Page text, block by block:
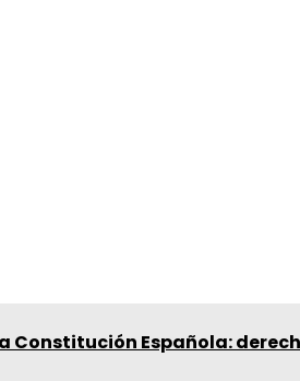
Constitución Española: